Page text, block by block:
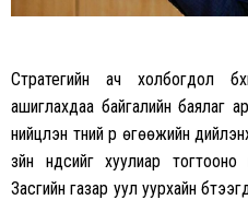
Стратегийн ач холбогдол
ашиглахдаа байгалийн баялаг
нийцүүлэн түүний үр өгөөжийн
зүйн үндсийг хуулиар
Засгийн газар уул уурхайн